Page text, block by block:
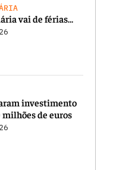
vai de férias…
investimento
de euros